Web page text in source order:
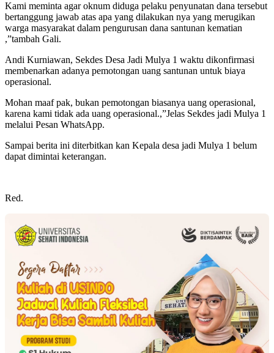
Kami meminta agar oknum diduga pelaku penyunatan dana tersebut
bertanggung jawab atas apa yang dilakukan nya yang merugikan
warga masyarakat dalam pengurusan dana santunan kematian
,”tambah Gali.
Andi Kurniawan, Sekdes Desa Jadi Mulya 1 waktu dikonfirmasi
membenarkan adanya pemotongan uang santunan untuk biaya
operasional.
Mohan maaf pak, bukan pemotongan biasanya uang operasional,
karena kami tidak ada uang operasional.,”Jelas Sekdes jadi Mulya 1
melalui Pesan WhatsApp.
Sampai berita ini diterbitkan kan Kepala desa jadi Mulya 1 belum
dapat dimintai keterangan.
Red.